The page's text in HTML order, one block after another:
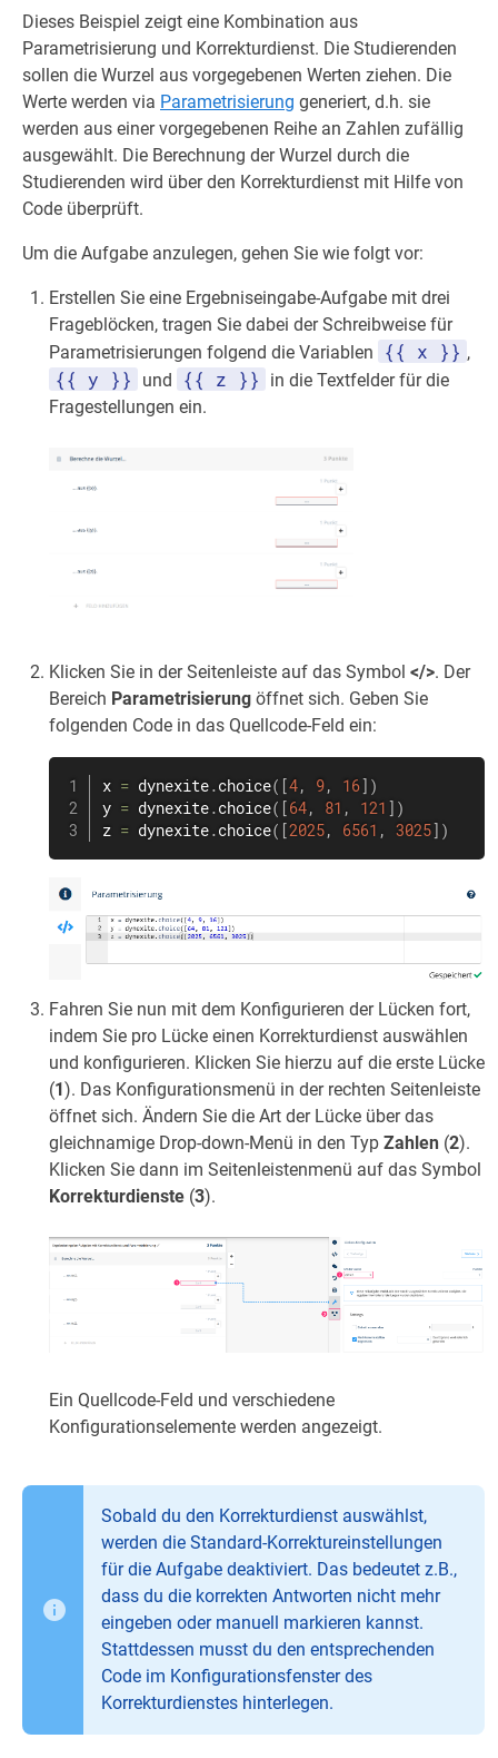
Dieses Beispiel zeigt eine Kombination aus
Parametrisierung und Korrekturdienst. Die Studierenden
sollen die Wurzel aus vorgegebenen Werten ziehen. Die
Werte werden via Parametrisierung generiert, d.h. sie
werden aus einer vorgegebenen Reihe an Zahlen zufällig
ausgewählt. Die Berechnung der Wurzel durch die
Studierenden wird über den Korrekturdienst mit Hilfe von
Code überprüft.
Um die Aufgabe anzulegen, gehen Sie wie folgt vor:
Erstellen Sie eine Ergebniseingabe-Aufgabe mit drei
Frageblöcken, tragen Sie dabei der Schreibweise für
Parametrisierungen folgend die Variablen
{{ x }} ,
{{ y }} und {{ z }}
in die Textfelder für die
Fragestellungen ein.
Klicken Sie in der Seitenleiste auf das Symbol </>. Der
Bereich Parametrisierung öffnet sich. Geben Sie
folgenden Code in das Quellcode-Feld ein:
x = dynexite.choice( [4, 9, 16] )
y = dynexite.choice( [64, 81 , 121 ] )
z = dynexite.choice( [2025, 6561 , 3025] )
Fahren Sie nun mit dem Konfigurieren der Lücken fort,
indem Sie pro Lücke einen Korrekturdienst auswählen
und konfigurieren. Klicken Sie hierzu auf die erste Lücke
(1). Das Konfigurationsmenü in der rechten Seitenleiste
öffnet sich. Ändern Sie die Art der Lücke über das
gleichnamige Drop-down-Menü in den Typ Zahlen (2).
Klicken Sie dann im Seitenleistenmenü auf das Symbol
Korrekturdienste (3).
Ein Quellcode-Feld und verschiedene
Konfigurationselemente werden angezeigt.
Sobald du den Korrekturdienst auswählst,
werden die Standard-Korrektureinstellungen
für die Aufgabe deaktiviert. Das bedeutet z.B.,
dass du die korrekten Antworten nicht mehr
eingeben oder manuell markieren kannst.
Stattdessen musst du den entsprechenden
Code im Konfigurationsfenster des
Korrekturdienstes hinterlegen.